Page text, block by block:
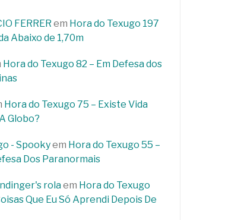
FERRER em Hora do Texugo 197
Abaixo de 1,70m
Hora do Texugo 82 – Em Defesa dos
Hora do Texugo 75 – Existe Vida
Globo?
- Spookyem Hora do Texugo 55 –
Dos Paranormais
rolaem Hora do Texugo
Que Eu Só Aprendi Depois De